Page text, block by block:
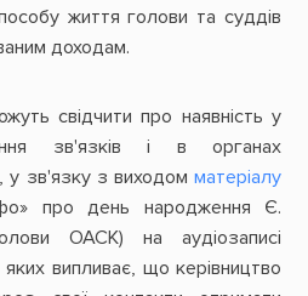
життя голови та суддів
доходам.
свідчити про наявність у
зв'язків і в органах
у зв'язку з виходомматеріалу
про день народження Є.
ОАСК) на аудіозаписі
випливає, що керівництво